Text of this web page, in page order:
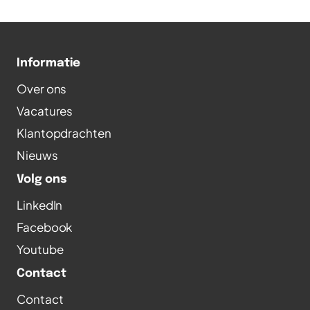
Informatie
Over ons
Vacatures
Klantopdrachten
Nieuws
Volg ons
LinkedIn
Facebook
Youtube
Contact
Contact